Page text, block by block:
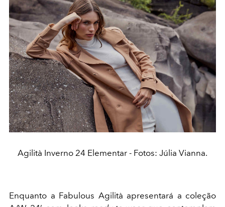
Agilità Inverno 24 Elementar - Fotos: Júlia Vianna.
Enquanto a Fabulous Agilità apresentará a coleção